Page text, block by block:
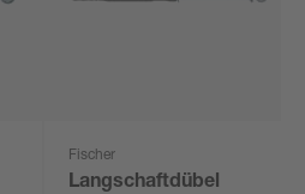
Fischer
Langschaftdübel